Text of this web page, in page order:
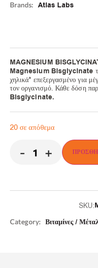
Brands: Atlas Labs
MAGNESIUM
Magnesium Bisglycinate
χηλικά* επεξεργασμένο για
τον οργανισμό. Κάθε δόση
Bisglycinate.
20 σε απόθεμα
- +
SKU:
Category: Βιταμίνες /